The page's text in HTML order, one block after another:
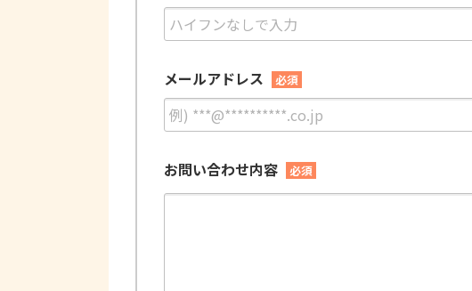
メールアドレス 必須
お問い合わせ内容 必須